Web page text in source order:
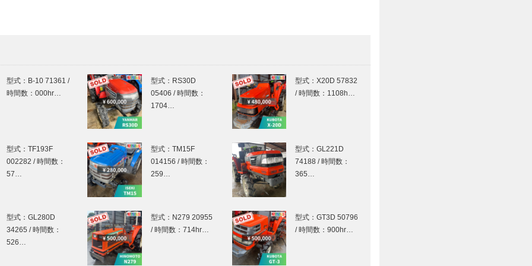
型式：B-10 71361 /
時間数：000hr…
型式：RS30D
05406 / 時間数：
1704…
型式：X20D 57832
/ 時間数：1108h…
型式：TF193F
002282 / 時間数：
57…
型式：TM15F
014156 / 時間数：
259…
型式：GL221D
74188 / 時間数：
365…
型式：GL280D
34265 / 時間数：
526…
型式：N279 20955
/ 時間数：714hr…
型式：GT3D 50796
/ 時間数：900hr…